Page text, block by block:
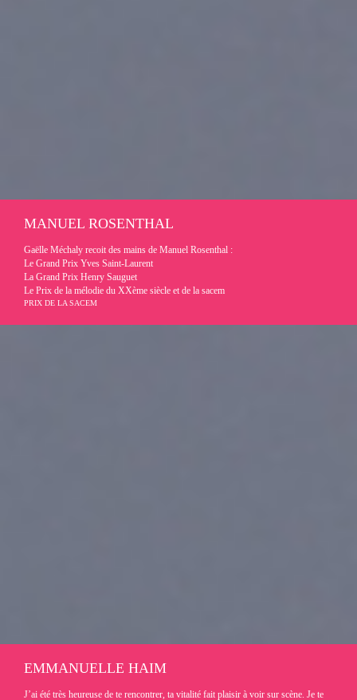
MANUEL ROSENTHAL
Gaëlle Méchaly recoit des mains de Manuel Rosenthal :
Le Grand Prix Yves Saint-Laurent
La Grand Prix Henry Sauguet
Le Prix de la mélodie du XXème siècle et de la sacem
PRIX DE LA SACEM
EMMANUELLE HAIM
J’ai été très heureuse de te rencontrer, ta vitalité fait plaisir à voir sur scène. Je te